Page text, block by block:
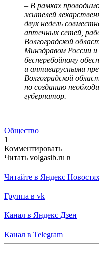
– В рамках
жителей
двух недель
аптечных сетей,
Волгоградской
Минздравом России
бесперебойному
и антивирусными
Волгоградской
по созданию
губернатор.
Общество
1
Комментировать
Читать volgasib.ru в
Читайте в Яндекс
Группа в vk
Канал в Яндекс Дзен
Канал в Telegram